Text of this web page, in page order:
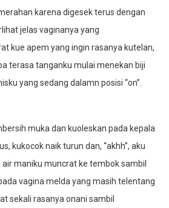
karena digesek terus dengan
jelas vaginanya yang
kue apem yang ingin rasanya kutelan,
terasa tanganku mulai menekan biji
yang sedang dalamn posisi “on”.
muka dan kuoleskan pada kepala
kukocok naik turun dan, “akhh”, aku
maniku muncrat ke tembok sambil
vagina melda yang masih telentang
sekali rasanya onani sambil